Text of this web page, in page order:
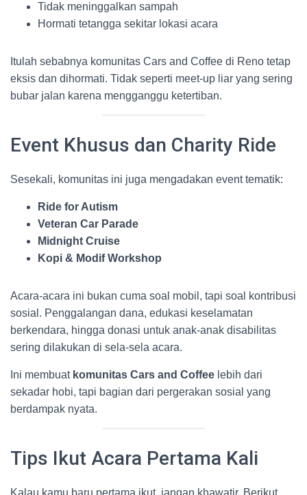
Tidak meninggalkan sampah
Hormati tetangga sekitar lokasi acara
Itulah sebabnya komunitas Cars and Coffee di Reno tetap
eksis dan dihormati. Tidak seperti meet-up liar yang sering
bubar jalan karena mengganggu ketertiban.
Event Khusus dan Charity Ride
Sesekali, komunitas ini juga mengadakan event tematik:
Ride for Autism
Veteran Car Parade
Midnight Cruise
Kopi & Modif Workshop
Acara-acara ini bukan cuma soal mobil, tapi soal kontribusi
sosial. Penggalangan dana, edukasi keselamatan
berkendara, hingga donasi untuk anak-anak disabilitas
sering dilakukan di sela-sela acara.
Ini membuat komunitas Cars and Coffee lebih dari
sekadar hobi, tapi bagian dari pergerakan sosial yang
berdampak nyata.
Tips Ikut Acara Pertama Kali
Kalau kamu baru pertama ikut, jangan khawatir. Berikut